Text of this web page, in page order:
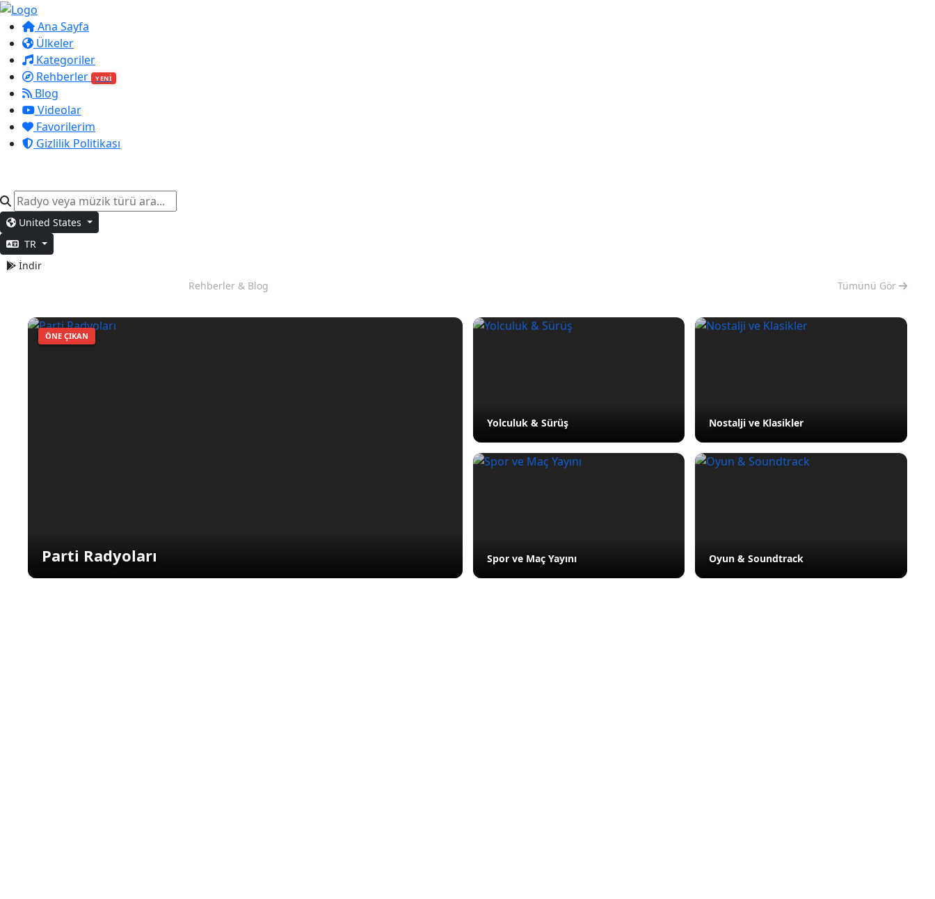
Ana Sayfa
Ülkeler
Kategoriler
Rehberler
YENİ
Blog
Videolar
Favorilerim
Gizlilik Politikası
United States
TR
İndir
Rehberler & Blog Tümünü Gör
ÖNE ÇIKAN
Parti Radyoları
Yolculuk & Sürüş Nostalji ve Klasikler
Spor ve Maç Yayını Oyun & Soundtrack